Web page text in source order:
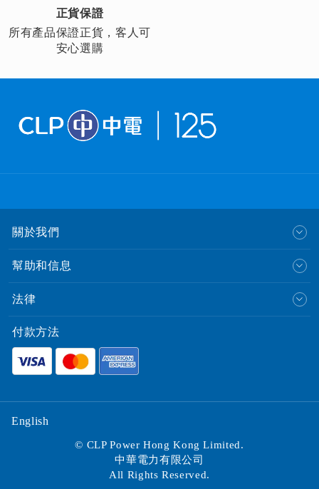
正貨保證
所有產品保證正貨，客人可
安心選購
關於我們
幫助和信息
法律
付款方法
English
© CLP Power Hong Kong Limited.
中華電力有限公司
All Rights Reserved.